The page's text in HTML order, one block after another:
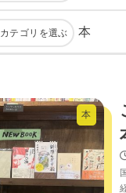
カテゴリを選ぶ 本
本